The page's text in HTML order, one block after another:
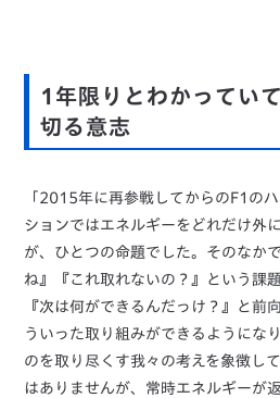
1年限りとわかってい
切る意志
「2015年に再参戦してからのF1の
ションではエネルギーをどれだけ外
が、ひとつの命題でした。そのなか
ね』『これ取れないの？』という課
『次は何ができるんだっけ？』と前
ういった取り組みができるようにな
のを取り尽くす我々の考えを象徴し
はありませんが、常時エネルギーが